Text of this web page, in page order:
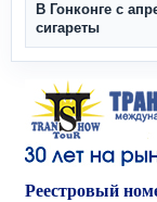
В Гонконге с
сигареты
Реестровый